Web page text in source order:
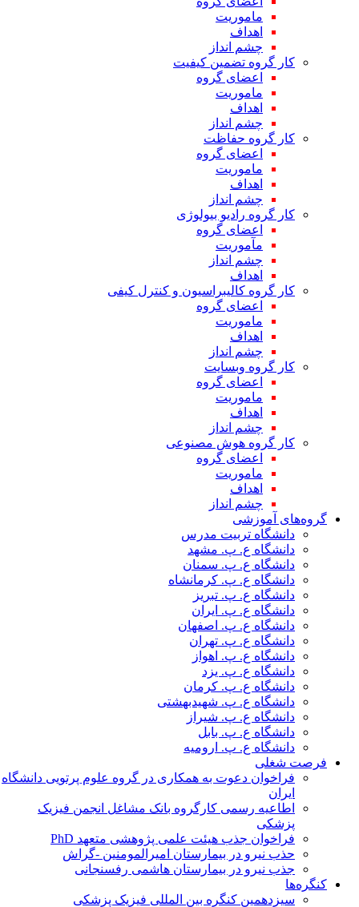
ماموریت
اهداف
چشم انداز
کار گروه تضمین کیفیت
اعضای گروه
ماموریت
اهداف
چشم انداز
کار گروه حفاظت
اعضای گروه
ماموریت
اهداف
چشم انداز
کار گروه رادیو بیولوژی
اعضای گروه
مآموریت
چشم انداز
اهداف
کار گروه کالیبراسیون و کنترل کیفی
اعضای گروه
ماموریت
اهداف
چشم انداز
کار گروه وبسایت
اعضای گروه
ماموریت
اهداف
چشم انداز
کار گروه هوش مصنوعی
اعضای گروه
ماموریت
اهداف
چشم انداز
گروه‌های آموزشی
دانشگاه تربیت مدرس
دانشگاه ع. پ. مشهد
دانشگاه ع. پ. سمنان
دانشگاه ع. پ. کرمانشاه
دانشگاه ع. پ. تبریز
دانشگاه ع. پ. ایران
دانشگاه ع. پ. اصفهان
دانشگاه ع. پ. تهران
دانشگاه ع. پ. اهواز
دانشگاه ع. پ. یزد
دانشگاه ع. پ. کرمان
دانشگاه ع. پ. شهید‌بهشتی
دانشگاه ع. پ. شیراز
دانشگاه ع. پ. بابل
دانشگاه ع. پ. ارومیه
فرصت شغلی
فراخوان دعوت به همکاری در گروه علوم پرتویی دانشگاه
ایران
اطاعیه رسمی کارگروه بانک مشاغل انجمن فیزیک
پزشکی
فراخوان جذب هیئت علمی پژوهشی متعهد PhD
حذب نیرو در بیمارستان امیرالمومنین -گراش
جذب نیرو در بیمارستان هاشمی رفسنجانی
کنگره‌ها
سیزدهمین کنگره بین المللی فیزیک پزشکی